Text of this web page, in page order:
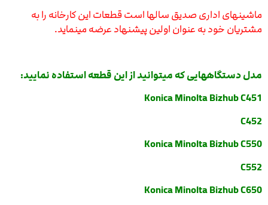
ماشینهای اداری صدیق سالها است قطعات این کارخانه را به
مشتریان خود به عنوان اولین پیشنهاد عرضه مینماید.
مدل دستگاههایی که میتوانید از این قطعه استفاده نمایید:
Konica Minolta Bizhub C451
C452
Konica Minolta Bizhub C550
C552
Konica Minolta Bizhub C650